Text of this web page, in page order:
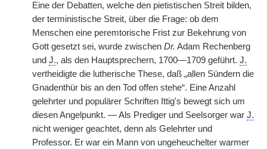
Eine der Debatten, welche den pietistischen Streit bilden,
der terministische Streit, über die Frage: ob dem
Menschen eine peremtorische Frist zur Bekehrung von
Gott gesetzt sei, wurde zwischen Dr. Adam Rechenberg
und J., als den Hauptsprechern, 1700—1709 geführt. J.
vertheidigte die lutherische These, daß „allen Sündern die
Gnadenthür bis an den Tod offen stehe“. Eine Anzahl
gelehrter und populärer Schriften Ittig's bewegt sich um
diesen Angelpunkt. — Als Prediger und Seelsorger war J.
nicht weniger geachtet, denn als Gelehrter und
Professor. Er war ein Mann von ungeheuchelter warmer